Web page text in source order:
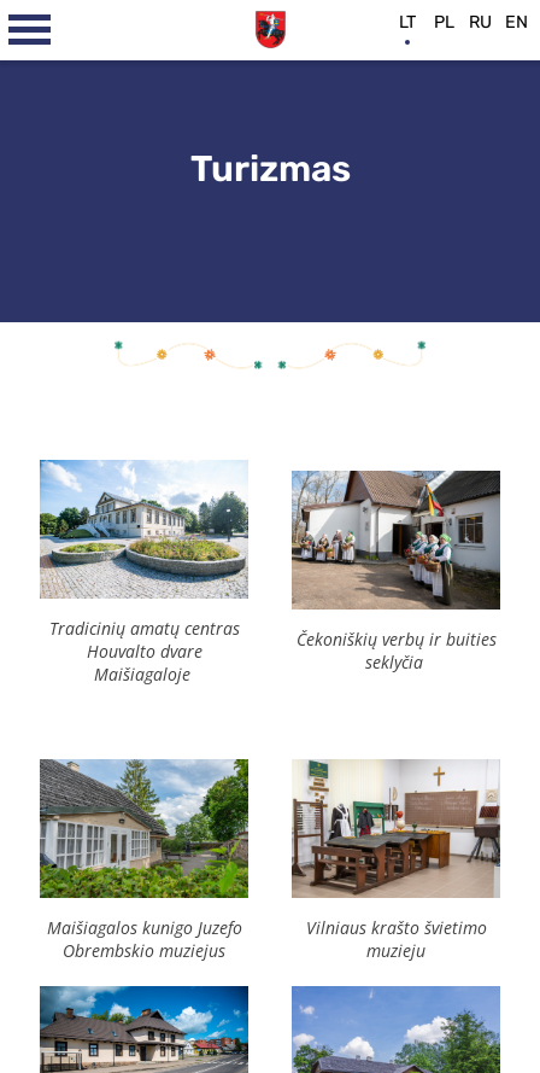
Turizmas
Tradicinių amatų centras
Houvalto dvare
Maišiagaloje
Čekoniškių verbų ir buities
seklyčia
Maišiagalos kunigo Juzefo
Obrembskio muziejus
Vilniaus krašto švietimo
muzieju
LT PL RU EN